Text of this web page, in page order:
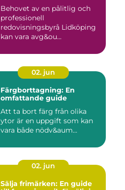
Behovet av en pålitlig och
professionell
redovisningsbyrå Lidköping
kan vara avg&ou...
02. jun
Färgborttagning: En
omfattande guide
Att ta bort färg från olika
ytor är en uppgift som kan
vara både nödv&aum...
02. jun
Sälja frimärken: En guide